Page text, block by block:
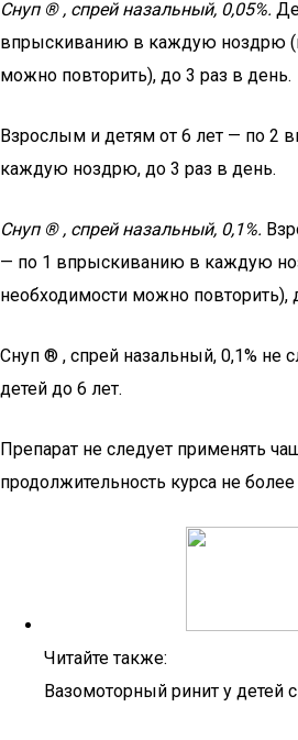
Снуп ® , спрей назальный, 0,05%.
впрыскиванию в каждую ноздрю
можно повторить), до 3 раз в день.
Взрослым и детям от 6 лет — по 2
каждую ноздрю, до 3 раз в день.
Снуп ® , спрей назальный, 0,1%.
— по 1 впрыскиванию в каждую
необходимости можно повторить),
Снуп ® , спрей назальный, 0,1% не
детей до 6 лет.
Препарат не следует применять
продолжительность курса не
Читайте также:
Вазомоторный ринит у детей